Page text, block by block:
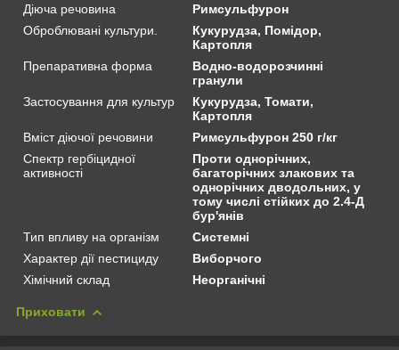
Діюча речовина
Римсульфурон
Оброблювані культури.
Кукурудза, Помідор,
Картопля
Препаративна форма
Водно-водорозчинні
гранули
Застосування для культур
Кукурудза, Томати,
Картопля
Вміст діючої речовини
Римсульфурон 250 г/кг
Спектр гербіцидної
активності
Проти однорічних,
багаторічних злакових та
однорічних дводольних, у
тому числі стійких до 2.4-Д
бур'янів
Тип впливу на організм
Системні
Характер дії пестициду
Виборчого
Хімічний склад
Неорганічні
Приховати